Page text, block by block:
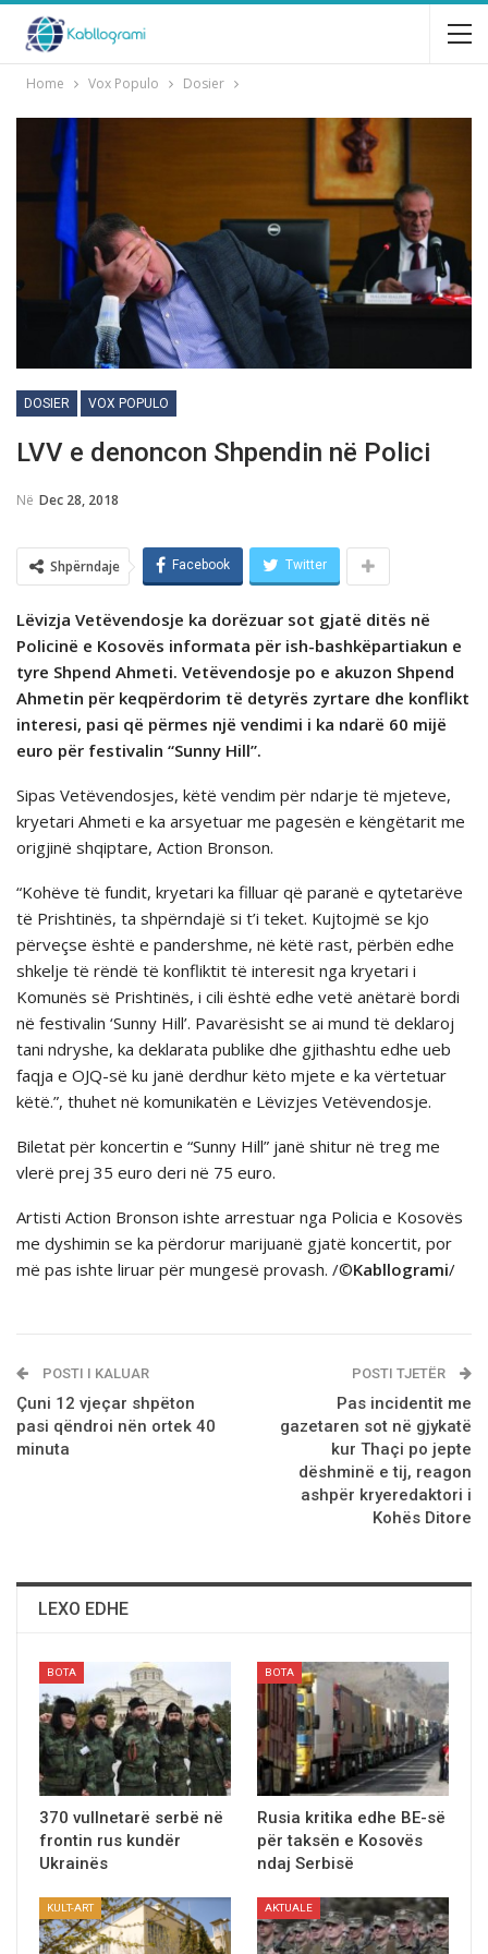
Home Vox Populo Dosier
DOSIER VOX POPULO
LVV e denoncon Shpendin nё Polici
Në Dec 28, 2018
Shpërndaje Facebook Twitter
Lëvizja Vetëvendosje ka dorëzuar sot gjatë ditës në
Policinë e Kosovës informata për ish-bashkëpartiakun e
tyre Shpend Ahmeti. Vetëvendosje po e akuzon Shpend
Ahmetin për keqpërdorim të detyrës zyrtare dhe konflikt
interesi, pasi që përmes një vendimi i ka ndarë 60 mijë
euro për festivalin “Sunny Hill”.
Sipas Vetëvendosjes, këtë vendim për ndarje të mjeteve,
kryetari Ahmeti e ka arsyetuar me pagesën e këngëtarit me
origjinë shqiptare, Action Bronson.
“Kohëve të fundit, kryetari ka filluar që paranë e qytetarëve
të Prishtinës, ta shpërndajë si t’i teket. Kujtojmë se kjo
përveçse është e pandershme, në këtë rast, përbën edhe
shkelje të rëndë të konfliktit të interesit nga kryetari i
Komunës së Prishtinës, i cili është edhe vetë anëtarë bordi
në festivalin ‘Sunny Hill’. Pavarësisht se ai mund të deklaroj
tani ndryshe, ka deklarata publike dhe gjithashtu edhe ueb
faqja e OJQ-së ku janë derdhur këto mjete e ka vërtetuar
këtë.”, thuhet në komunikatën e Lëvizjes Vetëvendosje.
Biletat për koncertin e “Sunny Hill” janë shitur në treg me
vlerë prej 35 euro deri në 75 euro.
Artisti Action Bronson ishte arrestuar nga Policia e Kosovës
me dyshimin se ka përdorur marijuanë gjatë koncertit, por
mё pas ishte liruar pёr mungesё provash. /©Kabllogrami/
POSTI I KALUAR
Çuni 12 vjeçar shpёton
pasi qёndroi nën ortek 40
minuta
POSTI TJETËR
Pas incidentit me
gazetaren sot nё gjykatё
kur Thaçi po jepte
dёshminё e tij, reagon
ashpёr kryeredaktori i
Kohёs Ditore
LEXO EDHE
BOTA
370 vullnetarë serbë në
frontin rus kundër
Ukrainës
BOTA
Rusia kritika edhe BE-së
për taksën e Kosovës
ndaj Serbisë
KULT-ART AKTUALE